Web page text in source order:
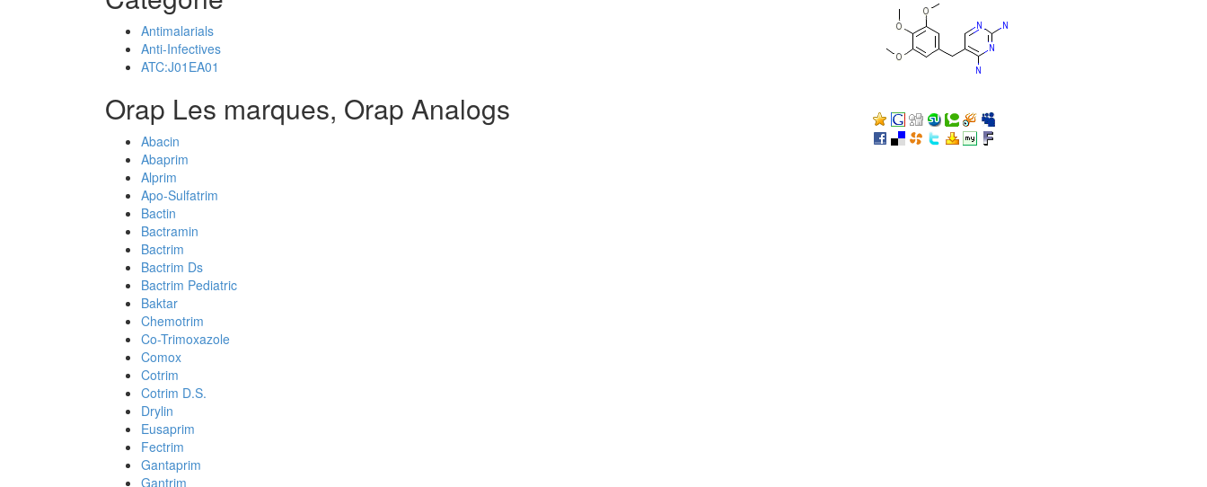
Antimalarials
Anti-Infectives
ATC:J01EA01
Orap Les marques, Orap Analogs
Abacin
Abaprim
Alprim
Apo-Sulfatrim
Bactin
Bactramin
Bactrim
Bactrim Ds
Bactrim Pediatric
Baktar
Chemotrim
Co-Trimoxazole
Comox
Cotrim
Cotrim D.S.
Drylin
Eusaprim
Fectrim
Gantaprim
Gantrim